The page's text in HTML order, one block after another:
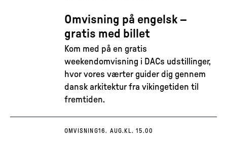
Omvisning på engelsk –
gratis med billet
Kom med på en gratis
weekendomvisning i DACs udstillinger,
hvor vores værter guider dig gennem
dansk arkitektur fra vikingetiden til
fremtiden.
OMVISNING16. AUG. KL. 15.00